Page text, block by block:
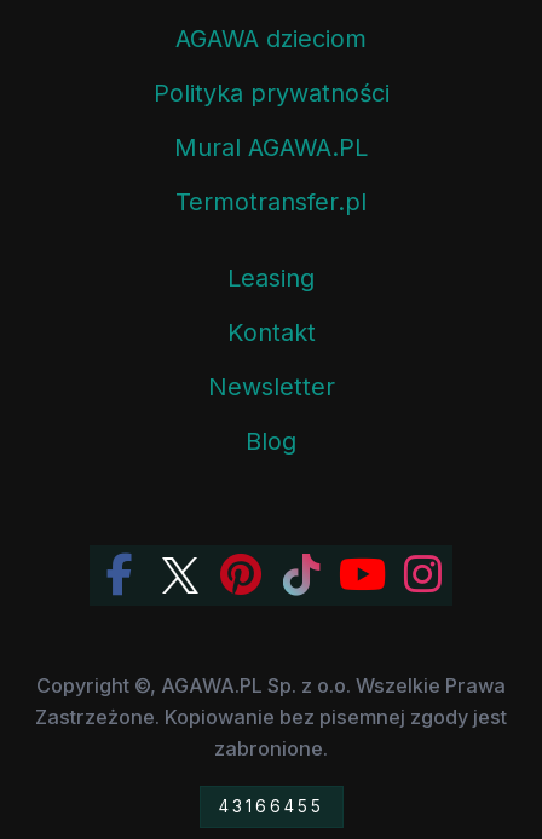
AGAWA dzieciom
Polityka prywatności
Mural AGAWA.PL
Termotransfer.pl
Leasing
Kontakt
Newsletter
Blog
Copyright ©, AGAWA.PL Sp. z o.o. Wszelkie Prawa
Zastrzeżone. Kopiowanie bez pisemnej zgody jest
zabronione.
43166455